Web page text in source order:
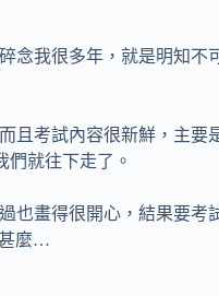
我很多年，就是明知
考試內容很新鮮，主
們就往下走了。
畫得很開心，結果要
甚麼…